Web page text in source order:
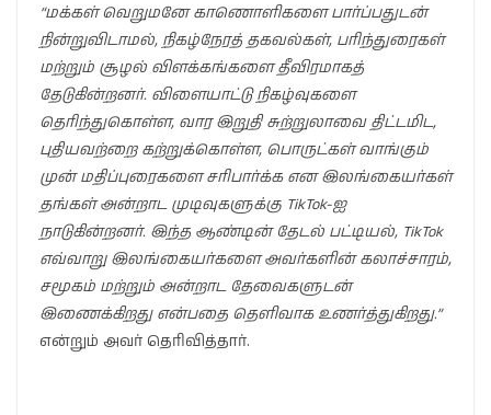
“மக்கள் வெறுமனே காணொளிகளை பார்ப்பதுடன்
நின்றுவிடாமல், நிகழ்நேரத் தகவல்கள், பரிந்துரைகள்
மற்றும் சூழல் விளக்கங்களை தீவிரமாகத்
தேடுகின்றனர். விளையாட்டு நிகழ்வுகளை
தெரிந்துகொள்ள, வார இறுதி சுற்றுலாவை திட்டமிட,
புதியவற்றை கற்றுக்கொள்ள, பொருட்கள் வாங்கும்
முன் மதிப்புரைகளை சரிபார்க்க என இலங்கையர்கள்
தங்கள் அன்றாட முடிவுகளுக்கு TikTok-ஐ
நாடுகின்றனர். இந்த ஆண்டின் தேடல் பட்டியல், TikTok
எவ்வாறு இலங்கையர்களை அவர்களின் கலாச்சாரம்,
சமூகம் மற்றும் அன்றாட தேவைகளுடன்
இணைக்கிறது என்பதை தெளிவாக உணர்த்துகிறது.”
என்றும் அவர் தெரிவித்தார்.